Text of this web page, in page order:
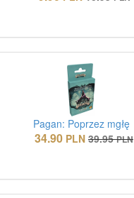
Pagan: Poprzez mgłę
34.90 PLN 39.95 PLN